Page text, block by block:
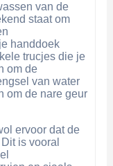
van de
staat om
handdoek
trucjes die je
om de
van water
om de nare geur
ervoor dat de
is vooral